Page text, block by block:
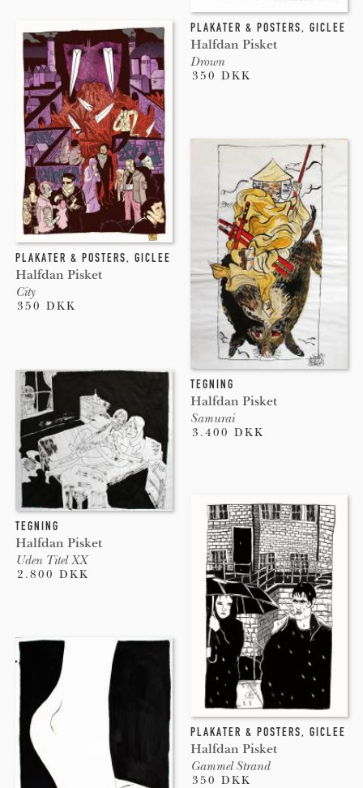
PLAKATER & POSTERS, GICLEE
Halfdan Pisket
Drown
350 DKK
PLAKATER & POSTERS, GICLEE
Halfdan Pisket
City
350 DKK
TEGNING
Halfdan Pisket
Samurai
3.400 DKK
TEGNING
Halfdan Pisket
Uden Titel XX
2.800 DKK
PLAKATER & POSTERS, GICLEE
Halfdan Pisket
Gammel Strand
350 DKK